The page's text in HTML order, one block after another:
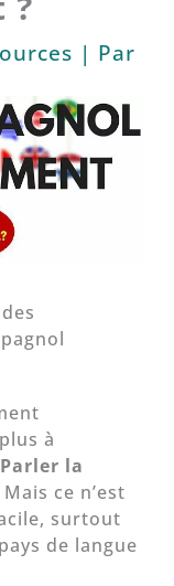
| Par
à
Parler la
ce n’est
surtout
de langue